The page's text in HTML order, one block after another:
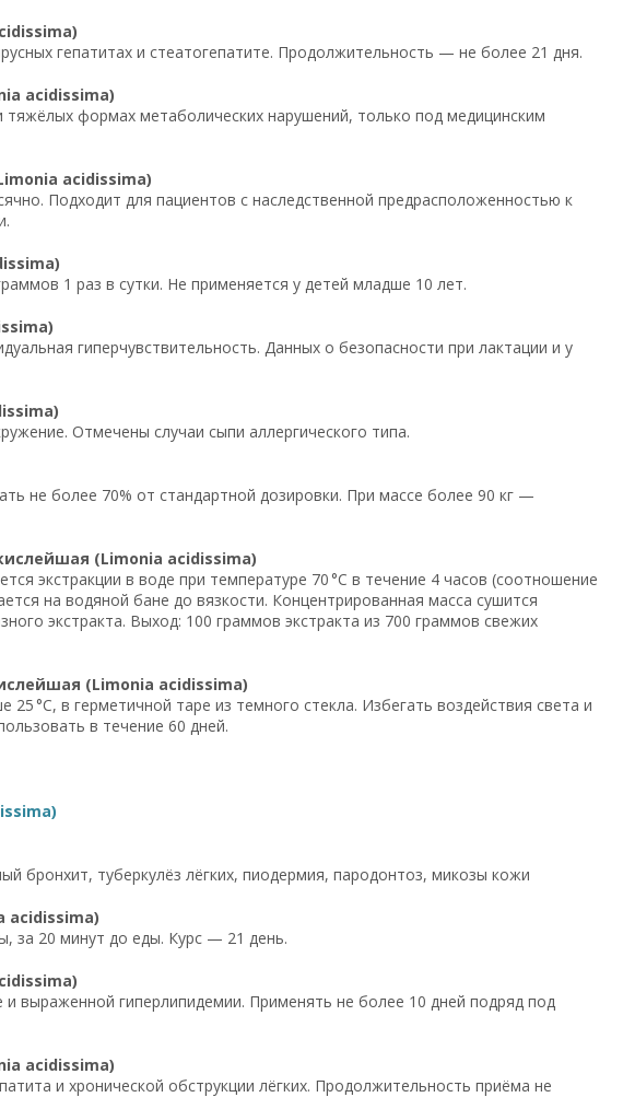
гепатитах и стеатогепатите. Продолжительность — не более 21 дня.
acidissima)
формах метаболических нарушений, только под медицинским
acidissima)
Подходит для пациентов с наследственной предрасположенностью к
1 раз в сутки. Не применяется у детей младше 10 лет.
гиперчувствительность. Данных о безопасности при лактации и у
Отмечены случаи сыпи аллергического типа.
не более 70% от стандартной дозировки. При массе более 90 кг —
(Limonia acidissima)
экстракции в воде при температуре 70 °C в течение 4 часов (соотношение
на водяной бане до вязкости. Концентрированная масса сушится
экстракта. Выход: 100 граммов экстракта из 700 граммов свежих
(Limonia acidissima)
°C, в герметичной таре из темного стекла. Избегать воздействия света и
в течение 60 дней.
бронхит, туберкулёз лёгких, пиодермия, пародонтоз, микозы кожи
acidissima)
за 20 минут до еды. Курс — 21 день.
выраженной гиперлипидемии. Применять не более 10 дней подряд под
acidissima)
и хронической обструкции лёгких. Продолжительность приёма не